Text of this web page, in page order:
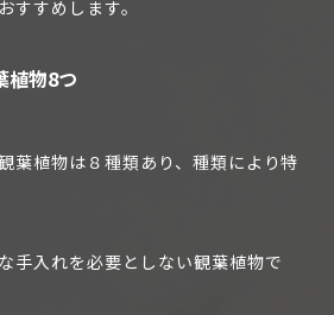
すすめします。
植物8つ
葉植物は８種類あり、種類により特
手入れを必要としない観葉植物で